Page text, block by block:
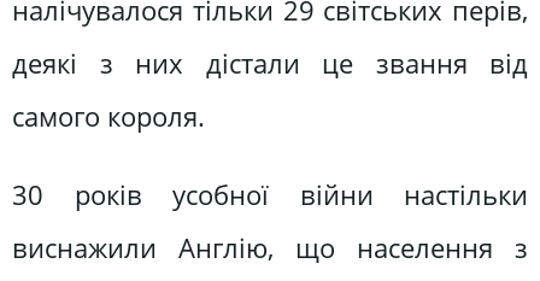
налічувалося тільки 29 світських перів,
деякі з них дістали це звання від
самого короля.
30 років усобної війни настільки
виснажили Англію, що населення з